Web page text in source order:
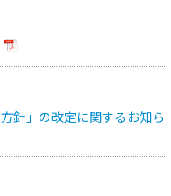
針」の改定に関するお知ら